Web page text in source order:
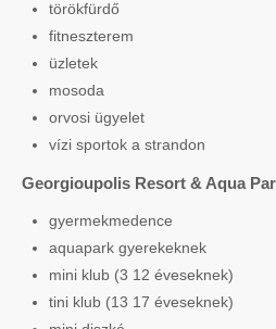
törökfürdő
fitneszterem
üzletek
mosoda
orvosi ügyelet
vízi sportok a strandon
Georgioupolis Resort & Aqua
gyermekmedence
aquapark gyerekeknek
mini klub (3 12 éveseknek)
tini klub (13 17 éveseknek)